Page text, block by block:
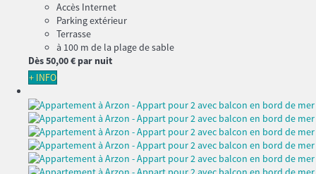
Accès Internet
Parking extérieur
Terrasse
à 100 m de la plage de sable
Dès50,00 € par nuit
+ INFO